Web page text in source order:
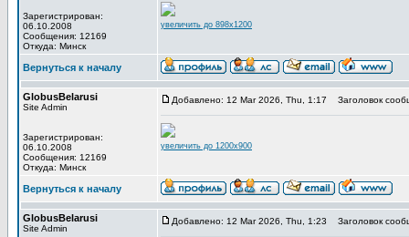
Зарегистрирован:
06.10.2008
Сообщения: 12169
Откуда: Минск
увеличить до 898x1200
Вернуться к началу
GlobusBelarusi
Site Admin
Зарегистрирован:
06.10.2008
Сообщения: 12169
Откуда: Минск
Добавлено: 12 Mar 2026, Thu, 1:17 Заголовок
увеличить до 1200x900
Вернуться к началу
GlobusBelarusi
Site Admin
Добавлено: 12 Mar 2026, Thu, 1:23 Заголовок